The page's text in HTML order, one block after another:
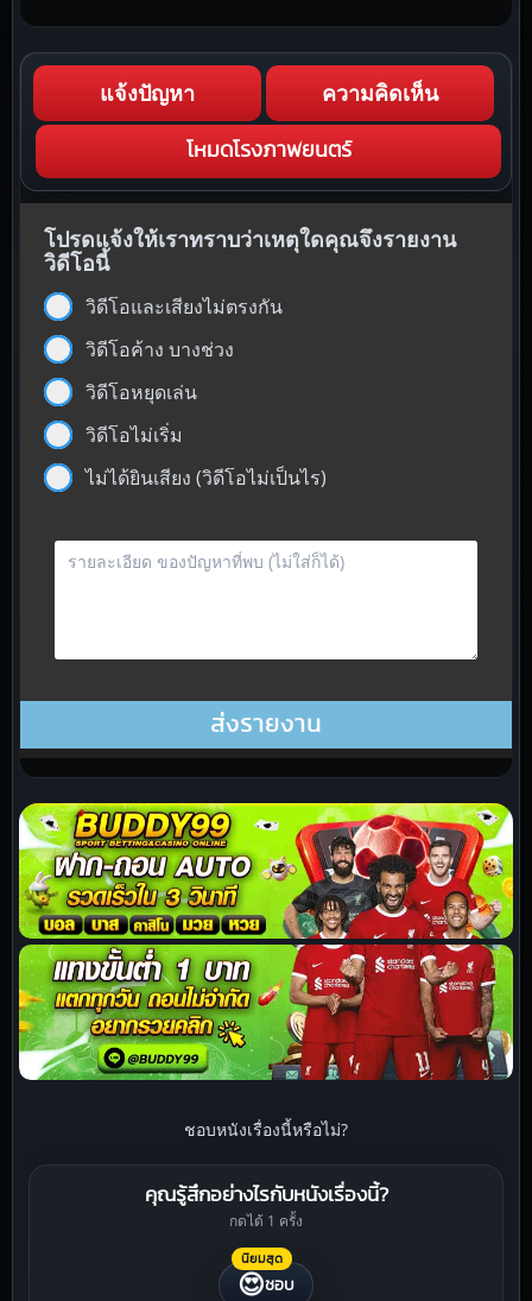
แจ้งปัญหา ความคิดเห็น
โหมดโรงภาพยนตร์
โปรดแจ้งให้เราทราบว่าเหตุใดคุณจึงรายงาน
วิดีโอนี้
วิดีโอและเสียงไม่ตรงกัน
วิดีโอค้าง บางช่วง
วิดีโอหยุดเล่น
วิดีโอไม่เริ่ม
ไม่ได้ยินเสียง (วิดีโอไม่เป็นไร)
ชอบหนังเรื่องนี้หรือไม่?
คุณรู้สึกอย่างไรกับหนังเรื่องนี้?
กดได้ 1 ครั้ง
นิยมสุด
😍ชอบ